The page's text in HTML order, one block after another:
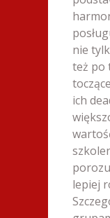
nie
też po
ich
lepiej